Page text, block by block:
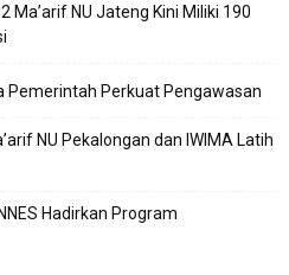
Ma’arif NU Jateng Kini Miliki 190
Pemerintah Perkuat Pengawasan
NU Pekalongan dan IWIMA Latih
Hadirkan Program